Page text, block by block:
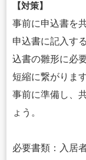
【対策】
事前に申込書を
申込書に記入す
込書の雛形に必
短縮に繋がりま
事前に準備し、
ょう。
必要書類：入居